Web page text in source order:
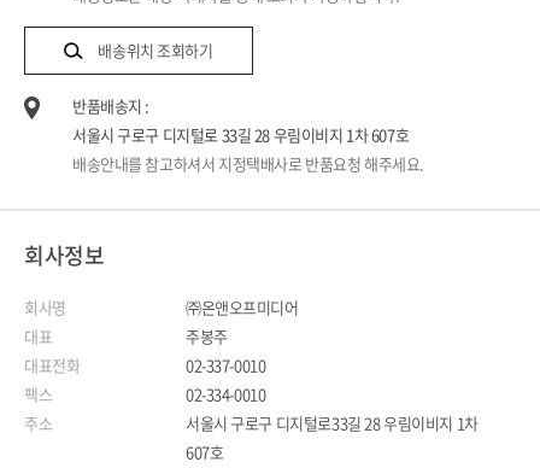
배송위치 조회하기
반품배송지 :
서울시 구로구 디지털로 33길 28 우림이비지 1차 607호
배송안내를 참고하셔서 지정택배사로 반품요청 해주세요.
회사정보
회사명
㈜온앤오프미디어
대표
주봉주
대표전화
02-337-0010
팩스
02-334-0010
주소
서울시 구로구 디지털로33길 28 우림이비지 1차
607호